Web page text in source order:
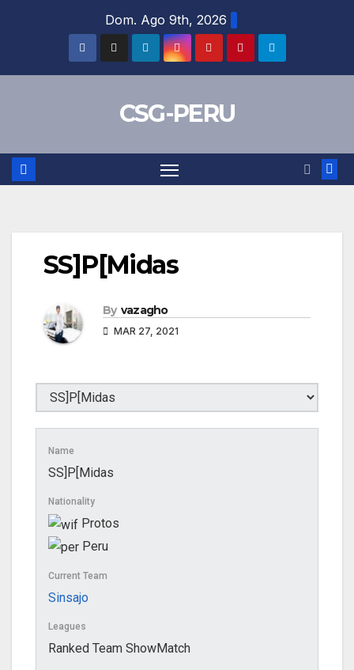
Dom. Ago 9th, 2026
CSG-PERU
SS]P[Midas
By vazagho
MAR 27, 2021
Name
SS]P[Midas
Nationality
Protos
Peru
Current Team
Sinsajo
Leagues
Ranked Team ShowMatch